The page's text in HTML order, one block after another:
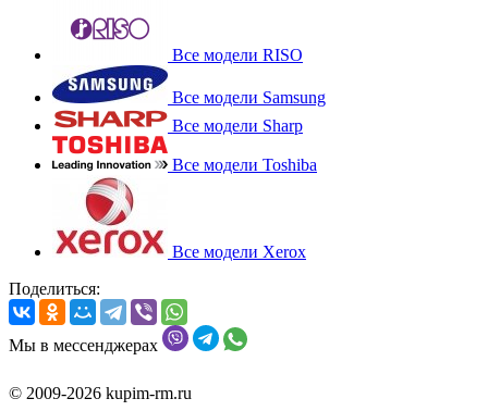
Все модели RISO
Все модели Samsung
Все модели Sharp
Все модели Toshiba
Все модели Xerox
Поделиться:
Мы в мессенджерах
© 2009-2026 kupim-rm.ru